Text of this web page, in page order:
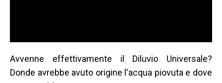
Avvenne effettivamente il Diluvio Universale?
Donde avrebbe avuto origine l'acqua piovuta e dove